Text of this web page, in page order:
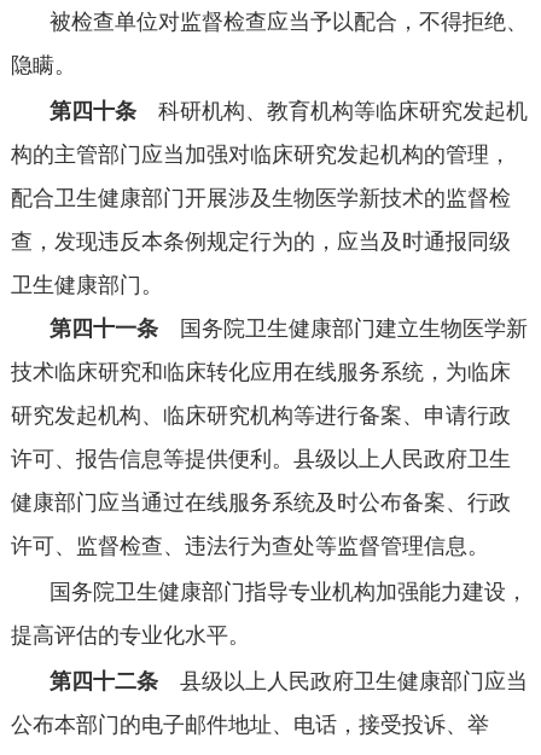
被检查单位对监督检查应当予以配合，不得拒绝、
隐瞒。
第四十条 科研机构、教育机构等临床研究发起机
构的主管部门应当加强对临床研究发起机构的管理，
配合卫生健康部门开展涉及生物医学新技术的监督检
查，发现违反本条例规定行为的，应当及时通报同级
卫生健康部门。
第四十一条 国务院卫生健康部门建立生物医学新
技术临床研究和临床转化应用在线服务系统，为临床
研究发起机构、临床研究机构等进行备案、申请行政
许可、报告信息等提供便利。县级以上人民政府卫生
健康部门应当通过在线服务系统及时公布备案、行政
许可、监督检查、违法行为查处等监督管理信息。
国务院卫生健康部门指导专业机构加强能力建设，
提高评估的专业化水平。
第四十二条 县级以上人民政府卫生健康部门应当
公布本部门的电子邮件地址、电话，接受投诉、举